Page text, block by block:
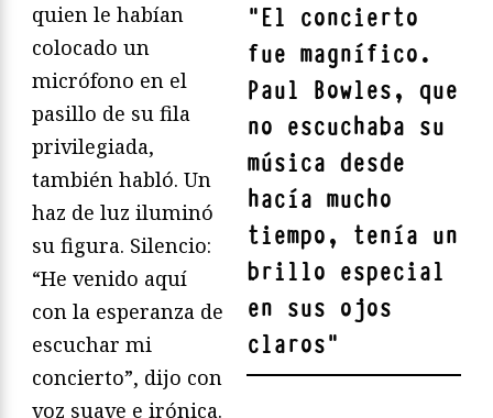
"El concierto
fue magnífico.
Paul Bowles, que
no escuchaba su
música desde
hacía mucho
tiempo, tenía un
brillo especial
en sus ojos
claros"
quien le habían
colocado un
micrófono en el
pasillo de su fila
privilegiada,
también habló. Un
haz de luz iluminó
su figura. Silencio:
“He venido aquí
con la esperanza de
escuchar mi
concierto”, dijo con
voz suave e irónica.